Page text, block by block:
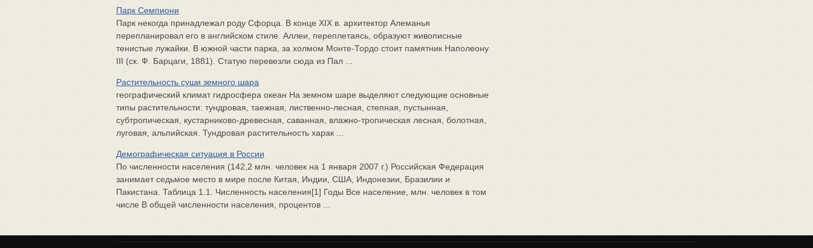
Парк Семпиони
Парк некогда принадлежал роду Сфорца. В конце XIX в. архитек­тор Алеманья
перепланировал его в английском стиле. Аллеи, пере­плетаясь, образуют живописные
тенистые лужайки. В южной час­ти парка, за холмом Монте-Тордо стоит памятник Наполеону
III (ск. Ф. Барцаги, 1881). Статую пе­ревезли сюда из Пал ...
Растительность суши земного шара
географический климат гидросфера океан На земном шаре выделяют следующие основные
типы растительности: тундровая, таежная, лиственно-лесная, степная, пустынная,
субтропическая, кустарниково-древесная, саванная, влажно-тропическая лесная, болотная,
луговая, альпийская. Тундровая растительность харак ...
Демографическая ситуация в России
По численности населения (142,2 млн. человек на 1 января 2007 г.) Российская Федерация
занимает седьмое место в мире после Китая, Индии, США, Индонезии, Бразилии и
Пакистана. Таблица 1.1. Численность населения[1] Годы Все население, млн. человек в том
числе В общей численности населения, процентов ...